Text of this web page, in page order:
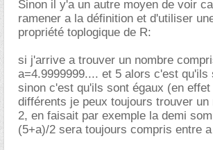
Sinon il y'a un autre moyen de voir
ramener a la définition et d'utiliser
propriété toplogique de R:
si j'arrive a trouver un nombre
a=4.9999999.... et 5 alors c'est qu'ils
sinon c'est qu'ils sont égaux (en
différents je peux toujours trouver un
2, en faisait par exemple la demi
(5+a)/2 sera toujours compris entre